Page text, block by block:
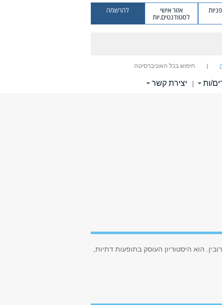
אזור אישי
לסטודנטים.יות
להרשמה
חיפוש בכל האוניברסיטה
ות | יצירת קשר
הוא היסטוריון העוסק בתופעות דתיות,